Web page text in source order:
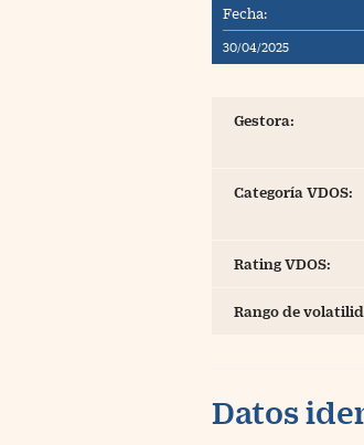
Blogs
Extras
Fecha:
30/04/2025
Gestora:
Categoría VDOS:
Rating VDOS:
Rango de
Datos